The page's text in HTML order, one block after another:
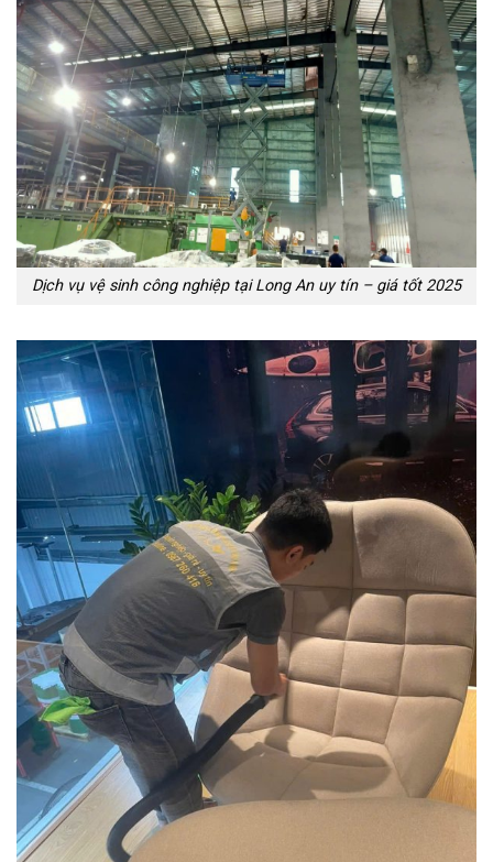
Dịch vụ vệ sinh công nghiệp tại Long An uy tín – giá tốt 2025